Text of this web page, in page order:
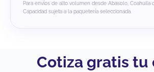
Para envíos de alto volumen desde Abasolo, Coahuila
Capacidad sujeta a la paquetería seleccionada.
Cotiza gratis tu